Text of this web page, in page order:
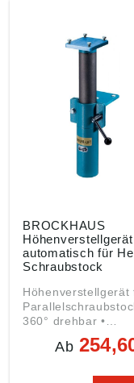
Lochabstände im
des Schraubstocks
Schraubstock mit
Backenbreite 100
Angaben gemäß
dnung ((EU) 2023/
GmbH,
BROCKHAUS
Höhenverstellgerät
automatisch für
Schraubstock
Höhenverstellgerät
360° drehbar •
Gasdruckfeder •
Höhenverstellung
Lochabstände im
Ab